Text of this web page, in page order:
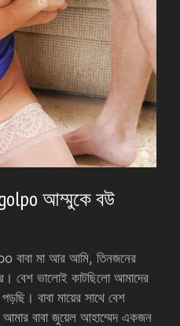
আম্মুকে বউ
মা আর আমি, তিনজনের
বেশ ভালোই কাটছিলো আমাদের
বাবা মায়ের সাথে বেশ
বাবা জুয়েল আহাম্মেদ একজন